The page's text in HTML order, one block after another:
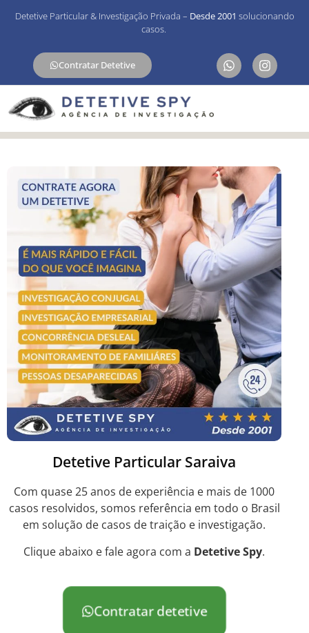
Detetive Particular & Investigação Privada – Desde 2001 solucionando
casos.
Contratar Detetive
Detetive Particular Saraiva
Com quase 25 anos de experiência e mais de 1000
casos resolvidos, somos referência em todo o Brasil
em solução de casos de traição e investigação.
Clique abaixo e fale agora com a Detetive Spy.
Contratar detetive